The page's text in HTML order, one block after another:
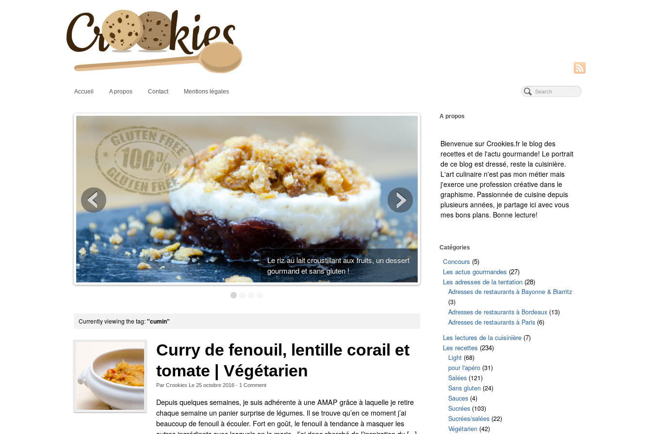
Accueil A propos Contact Mentions légales
Le riz au lait croustillant aux fruits, un dessert
gourmand et sans gluten !
Currently viewing the tag:"cumin"
Curry de fenouil, lentille corail et
tomate | Végétarien
Par Crookies Le 25 octobre 2016 · 1 Comment
Depuis quelques semaines, je suis adhérente à une AMAP grâce à laquelle je retire
chaque semaine un panier surprise de légumes. Il se trouve qu’en ce moment j’ai
beaucoup de fenouil à écouler. Fort en goût, le fenouil à tendance à masquer les
A propos
Bienvenue sur Crookies.fr le blog des
recettes et de l'actu gourmande! Le portrait
de ce blog est dressé, reste la cuisinière.
L'art culinaire n'est pas mon métier mais
j'exerce une profession créative dans le
graphisme. Passionnée de cuisine depuis
plusieurs années, je partage ici avec vous
mes bons plans. Bonne lecture!
Catégories
Concours (5)
Les actus gourmandes (27)
Les adresses de la tentation (28)
Adresses de restaurants à Bayonne & Biarritz
(3)
Adresses de restaurants à Bordeaux (13)
Adresses de restaurants à Paris (6)
Les lectures de la cuisinière (7)
Les recettes (234)
Light (68)
pour l'apéro (31)
Salées (121)
Sans gluten (24)
Sauces (4)
Sucrées (103)
Sucrées/salées (22)
Végétarien (42)